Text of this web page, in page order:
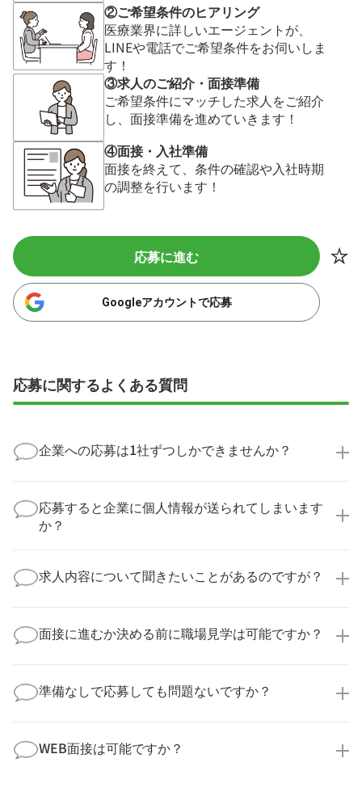
②ご希望条件のヒアリング
医療業界に詳しいエージェントが、
LINEや電話でご希望条件をお伺いしま
す！
③求人のご紹介・面接準備
ご希望条件にマッチした求人をご紹介
し、面接準備を進めていきます！
④面接・入社準備
面接を終えて、条件の確認や入社時期
の調整を行います！
応募に進む
Googleアカウントで応募
応募に関するよくある質問
企業への応募は1社ずつしかできませんか？
実際に医療キャリアナビを利用して転職に成功した方
の多くは、複数応募して自分に合った職場を選ばれて
います。
応募すると企業に個人情報が送られてしまいます
か？
業様に個人情報が送られることはありません！
より詳細な求人情報をご確認いただいた上で、転職希
求人内容について聞きたいことがあるのですが？
してお答えいたします。
勤務体制や職場の雰囲気、研修制度など、どんな小さ
す！
面接に進むか決める前に職場見学は可能ですか？
積極的に受け入れています。実際の職場環境や働く人
の様子を見ることで、より安心してご判断いただけま
ださい！
準備なしで応募しても問題ないですか？
まで、一からサポートいたします。「転職を考え始め
たばかり」「何から始めればいいか分からない」とい
WEB面接は可能ですか？